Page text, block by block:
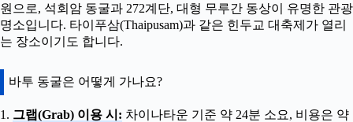
원으로, 석회암 동굴과 272계단, 대형 무루간 동상이 유명한 관광
명소입니다. 타이푸삼(Thaipusam)과 같은 힌두교 대축제가 열리
는 장소이기도 합니다.
바투 동굴은 어떻게 가나요?
1. 그랩(Grab) 이용 시: 차이나타운 기준 약 24분 소요, 비용은 약